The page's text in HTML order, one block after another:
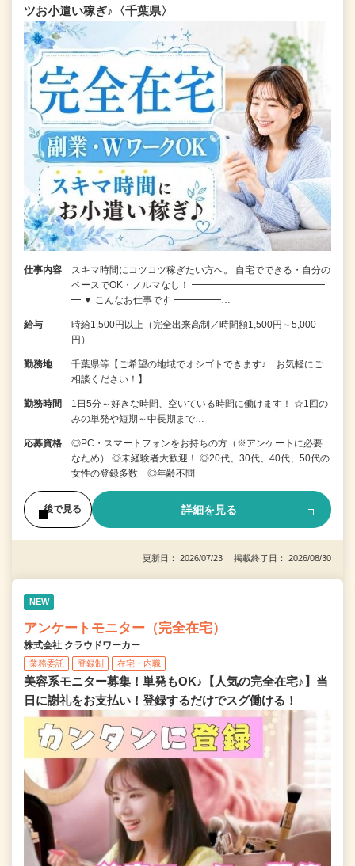
ツお小遣い稼ぎ♪〈千葉県〉
仕事内容
スキマ時間にコツコツ稼ぎたい方へ。 自宅でできる・自分の
ペースでOK・ノルマなし！ ━━━━━━━━━━━━━━
━ ▼ こんなお仕事です ━━━━━…
給与
時給1,500円以上（完全出来高制／時間額1,500円～5,000
円）
勤務地
千葉県等【ご希望の地域でオシゴトできます♪ お気軽にご
相談ください！】
勤務時間
1日5分～好きな時間、空いている時間に働けます！ ☆1回の
みの単発や短期～中長期まで…
応募資格
◎PC・スマートフォンをお持ちの方（※アンケートに必要
なため） ◎未経験者大歓迎！ ◎20代、30代、40代、50代の
女性の登録多数 ◎年齢不問
後で見る 詳細を見る
更新日： 2026/07/23 掲載終了日： 2026/08/30
NEW
アンケートモニター（完全在宅）
株式会社 クラウドワーカー
業務委託 登録制 在宅・内職
美容系モニター募集！単発もOK♪【人気の完全在宅♪】当
日に謝礼をお支払い！登録するだけでスグ働ける！